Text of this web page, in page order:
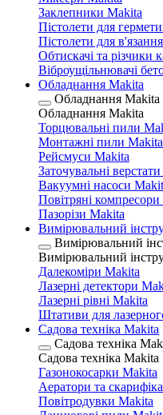
Заклепники Makita
Пістолети для
Пістолети для
Обтискачі та різчики
Віброущільнювачі
Обладнання Makita
Обладнання Makita
Обладнання Makita
Торцювальні пили
Монтажні пили Makita
Рейсмуси Makita
Заточувальні
Вакуумні насоси
Повітряні
Пазорізи Makita
Вимірювальний
Вимірювальний
Вимірювальний
Далекоміри Makita
Лазерні детектори
Лазерні рівні Makita
Штативи для
Садова техніка Makita
Садова техніка
Садова техніка Makita
Газонокосарки Makita
Аератори та
Повітродувки Makita